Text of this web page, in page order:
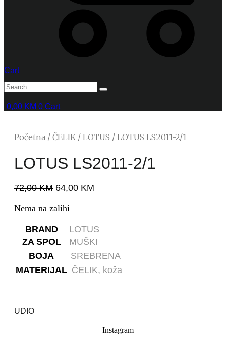
Cart
0,00 KM 0 Cart
Početna / ČELIK / LOTUS / LOTUS LS2011-2/1
LOTUS LS2011-2/1
72,00KM 64,00 KM
Nema na zalihi
BRAND
LOTUS
ZA SPOL
MUŠKI
BOJA
SREBRENA
MATERIJAL ČELIK, koža
UDIO
Instagram